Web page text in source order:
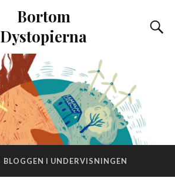
Bortom
Dystopierna
BLOGGEN I UNDERVISNINGEN